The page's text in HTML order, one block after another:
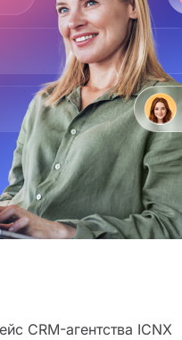
CRM-агентства ICNX